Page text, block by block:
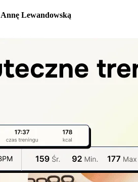
Annę Lewandowską